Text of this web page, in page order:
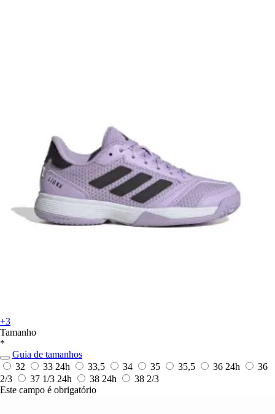
+3
Tamanho
*
Guia de tamanhos
32
33 24h 33,5 34 35 35,5 36 24h
36
2/3
37 1/3 24h 38 24h
38 2/3
Este campo é obrigatório